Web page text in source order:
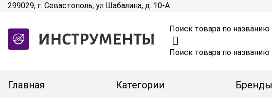
299029, г. Севастополь, ул Шабалина, д. 10-А
Поиск товара по названию
Поиск товара по названию
Главная Категории Бренды